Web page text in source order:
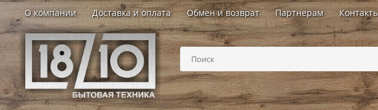
О компании Доставка и оплата Обмен и возврат Партнерам